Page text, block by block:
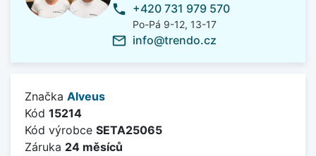
phone +420 731 979 570
Po-Pá 9-12, 13-17
mail_outline info@trendo.cz
Značka Alveus
Kód 15214
Kód výrobce SETA25065
Záruka 24 měsíců